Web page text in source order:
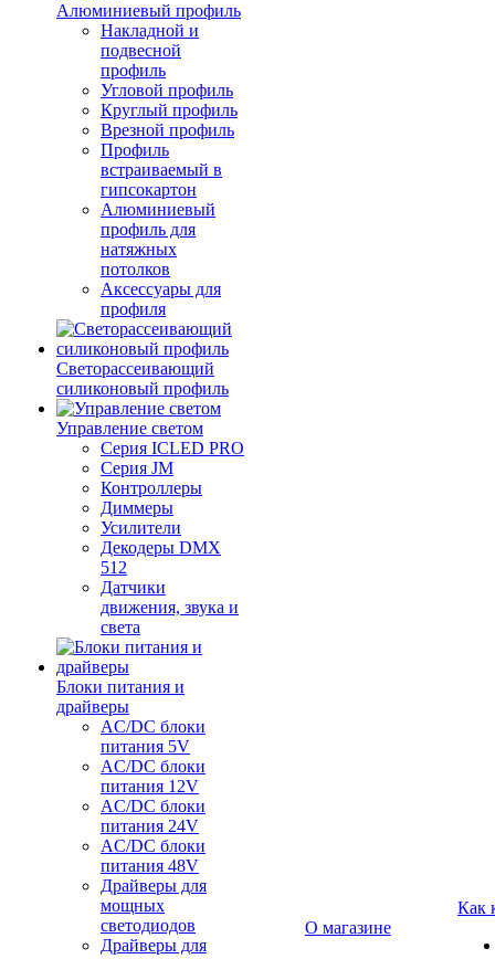
Алюминиевый профиль
Накладной и
подвесной
профиль
Угловой профиль
Круглый профиль
Врезной профиль
Профиль
встраиваемый в
гипсокартон
Алюминиевый
профиль для
натяжных
потолков
Аксессуары для
профиля
Светорассеивающий
силиконовый профиль
Управление светом
Серия ICLED PRO
Серия JM
Контроллеры
Диммеры
Усилители
Декодеры DMX
512
Датчики
движения, звука и
света
Блоки питания и
драйверы
AC/DC блоки
питания 5V
AC/DC блоки
питания 12V
AC/DC блоки
питания 24V
AC/DC блоки
питания 48V
Драйверы для
мощных
светодиодов
Драйверы для
О магазине
Как